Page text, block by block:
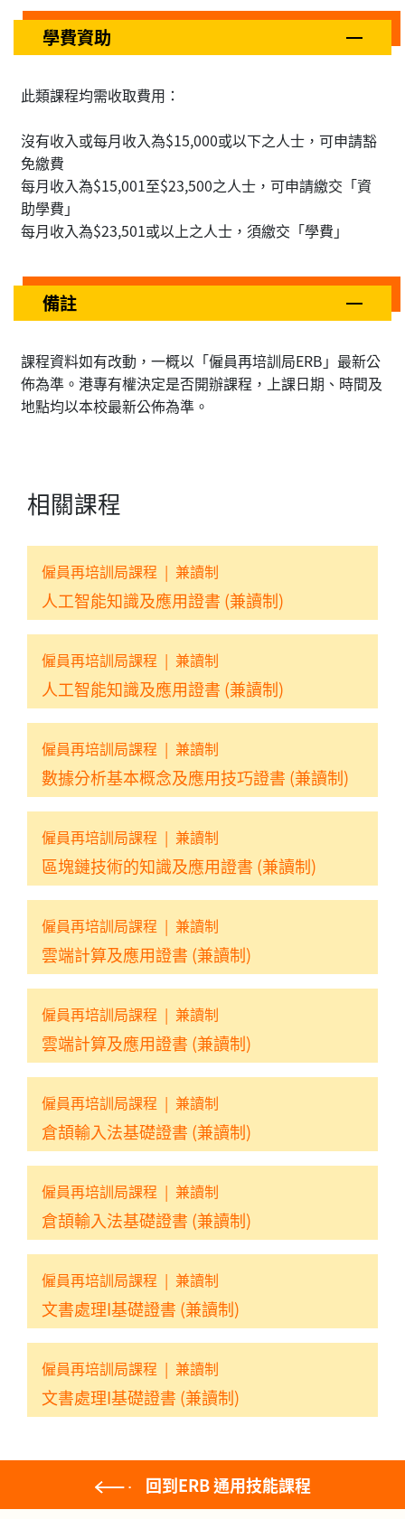
學費資助
此類課程均需收取費用：
沒有收入或每月收入為$15,000或以下之人士，可申請豁
免繳費
每月收入為$15,001至$23,500之人士，可申請繳交「資
助學費」
每月收入為$23,501或以上之人士，須繳交「學費」
備註
課程資料如有改動，一概以「僱員再培訓局ERB」最新公
佈為準。港專有權決定是否開辦課程，上課日期、時間及
地點均以本校最新公佈為準。
相關課程
僱員再培訓局課程 | 兼讀制
人工智能知識及應用證書 (兼讀制)
僱員再培訓局課程 | 兼讀制
人工智能知識及應用證書 (兼讀制)
僱員再培訓局課程 | 兼讀制
數據分析基本概念及應用技巧證書 (兼讀制)
僱員再培訓局課程 | 兼讀制
區塊鏈技術的知識及應用證書 (兼讀制)
僱員再培訓局課程 | 兼讀制
雲端計算及應用證書 (兼讀制)
僱員再培訓局課程 | 兼讀制
雲端計算及應用證書 (兼讀制)
僱員再培訓局課程 | 兼讀制
倉頡輸入法基礎證書 (兼讀制)
僱員再培訓局課程 | 兼讀制
倉頡輸入法基礎證書 (兼讀制)
僱員再培訓局課程 | 兼讀制
文書處理I基礎證書 (兼讀制)
僱員再培訓局課程 | 兼讀制
文書處理I基礎證書 (兼讀制)
回到ERB 通用技能課程